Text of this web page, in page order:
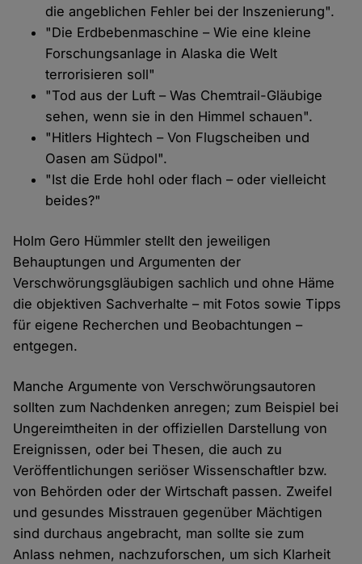
die angeblichen Fehler bei der Inszenierung".
"Die Erdbebenmaschine – Wie eine kleine
Forschungsanlage in Alaska die Welt
terrorisieren soll"
"Tod aus der Luft – Was Chemtrail-Gläubige
sehen, wenn sie in den Himmel schauen".
"Hitlers Hightech – Von Flugscheiben und
Oasen am Südpol".
"Ist die Erde hohl oder flach – oder vielleicht
beides?"
Holm Gero Hümmler stellt den jeweiligen
Behauptungen und Argumenten der
Verschwörungsgläubigen sachlich und ohne Häme
die objektiven Sachverhalte – mit Fotos sowie Tipps
für eigene Recherchen und Beobachtungen –
entgegen.
Manche Argumente von Verschwörungsautoren
sollten zum Nachdenken anregen; zum Beispiel bei
Ungereimtheiten in der offiziellen Darstellung von
Ereignissen, oder bei Thesen, die auch zu
Veröffentlichungen seriöser Wissenschaftler bzw.
von Behörden oder der Wirtschaft passen. Zweifel
und gesundes Misstrauen gegenüber Mächtigen
sind durchaus angebracht, man sollte sie zum
Anlass nehmen, nachzuforschen, um sich Klarheit